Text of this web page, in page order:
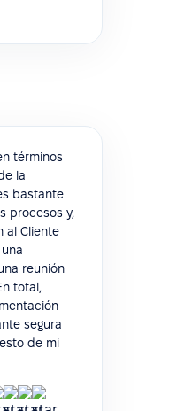
términos
la
bastante
procesos y,
al Cliente
reunión
total,
segura
de mi